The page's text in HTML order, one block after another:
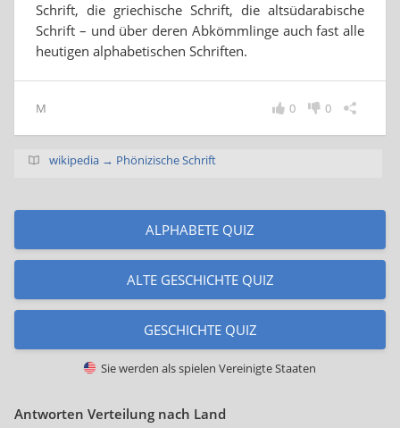
Schrift, die griechische Schrift, die altsüdarabische
Schrift – und über deren Abkömmlinge auch fast alle
heutigen alphabetischen Schriften.
M 0
0
wikipedia → Phönizische Schrift
ALPHABETE QUIZ
ALTE GESCHICHTE QUIZ
GESCHICHTE QUIZ
Sie werden als spielen Vereinigte Staaten
Antworten Verteilung nach Land